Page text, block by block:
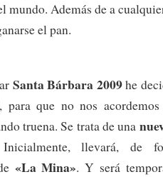
mundo. Además de a
el pan.
Santa Bárbara 2009he
para que no nos
truena. Se trata de una
llevará, de
«La Mina». Y será